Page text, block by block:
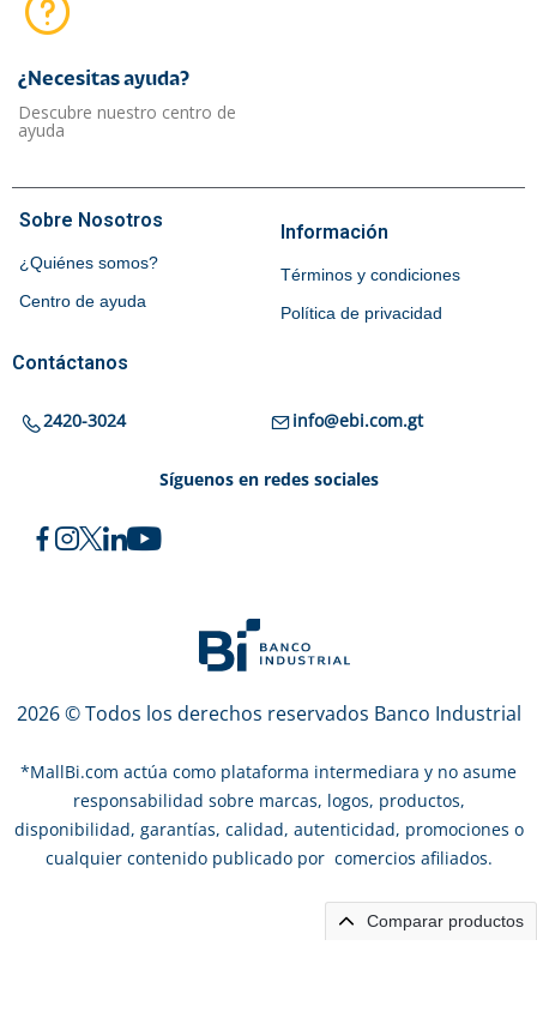
¿Necesitas ayuda?​
Descubre nuestro centro de
ayuda
Sobre Nosotros
¿Quiénes somos?
Centro de ayuda
Información
Términos y condiciones
Política de privacidad
Contáctanos
2420-3024 info@ebi.com.gt
Síguenos en redes sociales
2026 © Todos los derechos reservados Banco Industrial
*MallBi.com actúa como plataforma intermediara y no asume
responsabilidad sobre marcas, logos, productos,
disponibilidad, garantías, calidad, autenticidad, promociones o
cualquier contenido publicado por comercios afiliados.
Comparar productos